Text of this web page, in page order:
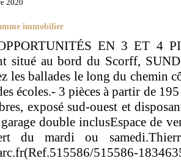
2020
immobilier
EN 3 ET 4
situé au bord du Scorff,
les ballades le long du chemin
écoles.- 3 pièces à partir de
exposé sud-ouest et
double inclusEspace de
du mardi ou
515586-